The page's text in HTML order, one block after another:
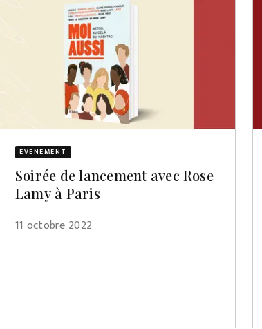
ÉVÈNEMENT
Soirée de lancement avec Rose
Lamy à Paris
11 octobre 2022